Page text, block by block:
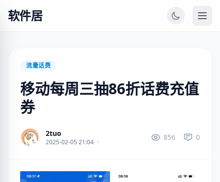
软件居
流量话费
移动每周三抽86折话费充值
券
2tuo
2025-02-05 21:04 ·
856 0